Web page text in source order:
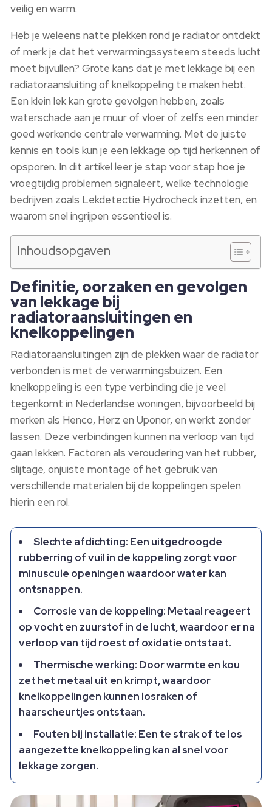
veilig en warm.
Heb je weleens natte plekken rond je radiator ontdekt
of merk je dat het verwarmingssysteem steeds lucht
moet bijvullen? Grote kans dat je met lekkage bij een
radiatoraansluiting of knelkoppeling te maken hebt.
Een klein lek kan grote gevolgen hebben, zoals
waterschade aan je muur of vloer of zelfs een minder
goed werkende centrale verwarming. Met de juiste
kennis en tools kun je een lekkage op tijd herkennen of
opsporen. In dit artikel leer je stap voor stap hoe je
vroegtijdig problemen signaleert, welke technologie
bedrijven zoals Lekdetectie Hydrocheck inzetten, en
waarom snel ingrijpen essentieel is.
Inhoudsopgaven
Definitie, oorzaken en gevolgen
van lekkage bij
radiatoraansluitingen en
knelkoppelingen
Radiatoraansluitingen zijn de plekken waar de radiator
verbonden is met de verwarmingsbuizen. Een
knelkoppeling is een type verbinding die je veel
tegenkomt in Nederlandse woningen, bijvoorbeeld bij
merken als Henco, Herz en Uponor, en werkt zonder
lassen. Deze verbindingen kunnen na verloop van tijd
gaan lekken. Factoren als veroudering van het rubber,
slijtage, onjuiste montage of het gebruik van
verschillende materialen bij de koppelingen spelen
hierin een rol.
Slechte afdichting: Een uitgedroogde
rubberring of vuil in de koppeling zorgt voor
minuscule openingen waardoor water kan
ontsnappen.
Corrosie van de koppeling: Metaal reageert
op vocht en zuurstof in de lucht, waardoor er na
verloop van tijd roest of oxidatie ontstaat.
Thermische werking: Door warmte en kou
zet het metaal uit en krimpt, waardoor
knelkoppelingen kunnen losraken of
haarscheurtjes ontstaan.
Fouten bij installatie: Een te strak of te los
aangezette knelkoppeling kan al snel voor
lekkage zorgen.